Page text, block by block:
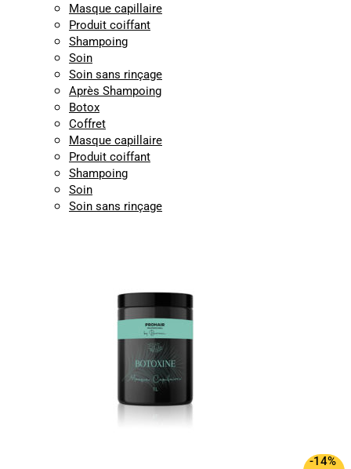
Masque capillaire
Produit coiffant
Shampoing
Soin
Soin sans rinçage
Après Shampoing
Botox
Coffret
Masque capillaire
Produit coiffant
Shampoing
Soin
Soin sans rinçage
-14%